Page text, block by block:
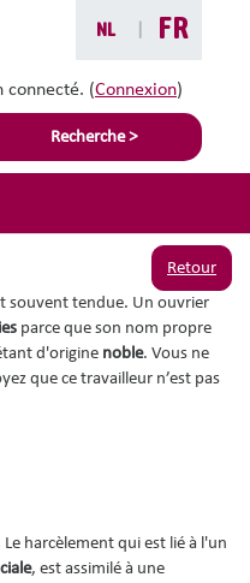
NL
FR
connecté. (Connexion)
Recherche >
sa
Retour
souvent tendue. Un ouvrier
parce que son nom propre
d'origine noble. Vous ne
que ce travailleur n’est pas
Le harcèlement qui est lié à l'un
, est assimilé à une